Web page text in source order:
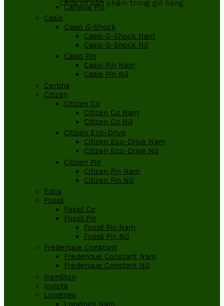
Chưa có sản phẩm trong giỏ hàng.
Carnival Pin
Casio
Casio G-Shock
Casio G-Shock Nam
Casio G-Shock Nữ
Casio Pin
Casio Pin Nam
Casio Pin Nữ
Certina
Citizen
Citizen Cơ
Citizen Cơ Nam
Citizen Cơ Nữ
Citizen Eco-Drive
Citizen Eco-Drive Nam
Citizen Eco-Drive Nữ
Citizen Pin
Citizen Pin Nam
Citizen Pin Nữ
Edox
Fossil
Fossil Cơ
Fossil Pin
Fossil Pin Nam
Fossil Pin Nữ
Frederique Constant
Frederique Constant Nam
Frederique Constant Nữ
Hamilton
Invicta
Longines
Longines Nam